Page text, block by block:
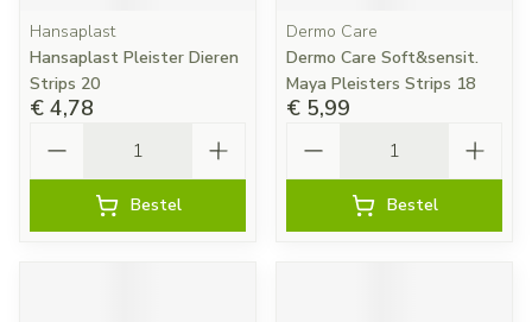
Hansaplast
Hansaplast Pleister Dieren
Strips 20
€ 4,78
Bestel
Dermo Care
Dermo Care Soft&sensit.
Maya Pleisters Strips 18
€ 5,99
Bestel